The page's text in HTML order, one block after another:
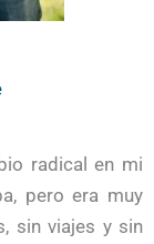
radical en mi
pero era muy
sin viajes y sin